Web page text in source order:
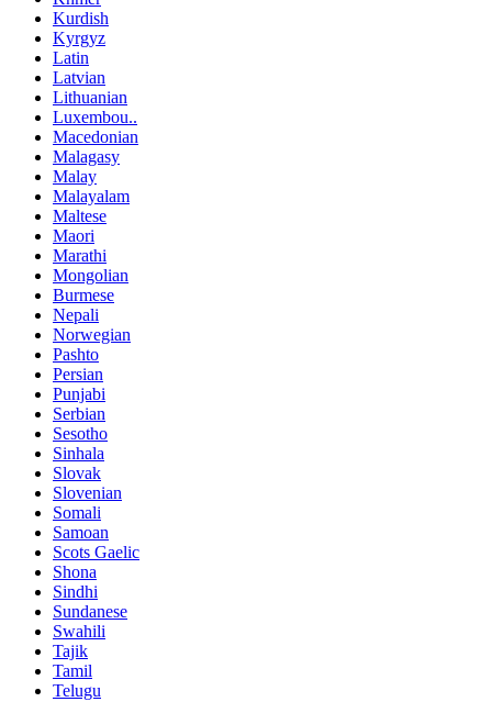
Kurdish
Kyrgyz
Latin
Latvian
Lithuanian
Luxembou..
Macedonian
Malagasy
Malay
Malayalam
Maltese
Maori
Marathi
Mongolian
Burmese
Nepali
Norwegian
Pashto
Persian
Punjabi
Serbian
Sesotho
Sinhala
Slovak
Slovenian
Somali
Samoan
Scots Gaelic
Shona
Sindhi
Sundanese
Swahili
Tajik
Tamil
Telugu